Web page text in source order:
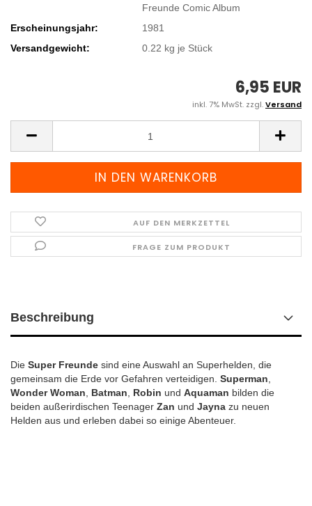
Freunde Comic Album
Erscheinungsjahr:
1981
Versandgewicht:
0.22 kg je Stück
6,95 EUR
inkl. 7% MwSt. zzgl.Versand
AUF DEN MERKZETTEL
FRAGE ZUM PRODUKT
Beschreibung
Die Super Freunde sind eine Auswahl an Superhelden, die
gemeinsam die Erde vor Gefahren verteidigen. Superman
Wonder Woman
Batman Robin und Aquaman bilden die
beiden außerirdischen Teenager Zan und Jayna zu neuen
Helden aus und erleben dabei so einige Abenteuer.